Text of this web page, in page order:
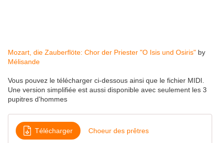
Mozart, die Zauberflöte: Chor der Priester "O Isis und Osiris" by
Mélisande
Vous pouvez le télécharger ci-dessous ainsi que le fichier MIDI.
Une version simplifiée est aussi disponible avec seulement les 3
pupitres d'hommes
Télécharger Choeur des prêtres